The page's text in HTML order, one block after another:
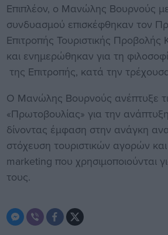
Επιπλέον, ο Μανώλης Βουρνούς
συνδυασμού επισκέφθηκαν τον
Επιτροπής Τουριστικής
και ενημερώθηκαν για τη
της Επιτροπής, κατά την
Ο Μανώλης Βουρνούς ανέπτυξε
«Πρωτοβουλίας» για την
δίνοντας έμφαση στην ανάγκη
στόχευση τουριστικών αγορών
marketing που χρησιμοποιούνται
τους.